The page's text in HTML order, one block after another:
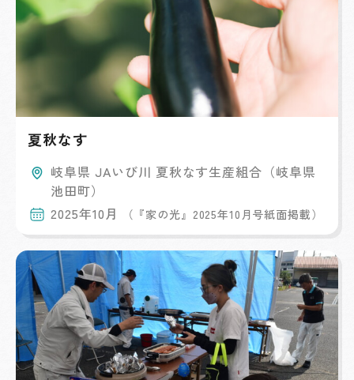
夏秋なす
岐阜県 JAいび川 夏秋なす生産組合（岐阜県
池田町）
2025年10月
（『家の光』2025年10月号紙面掲載）